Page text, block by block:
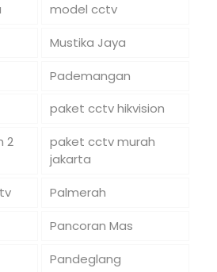
model cctv
Mustika Jaya
Pademangan
paket cctv hikvision
2
paket cctv murah
jakarta
Palmerah
Pancoran Mas
Pandeglang